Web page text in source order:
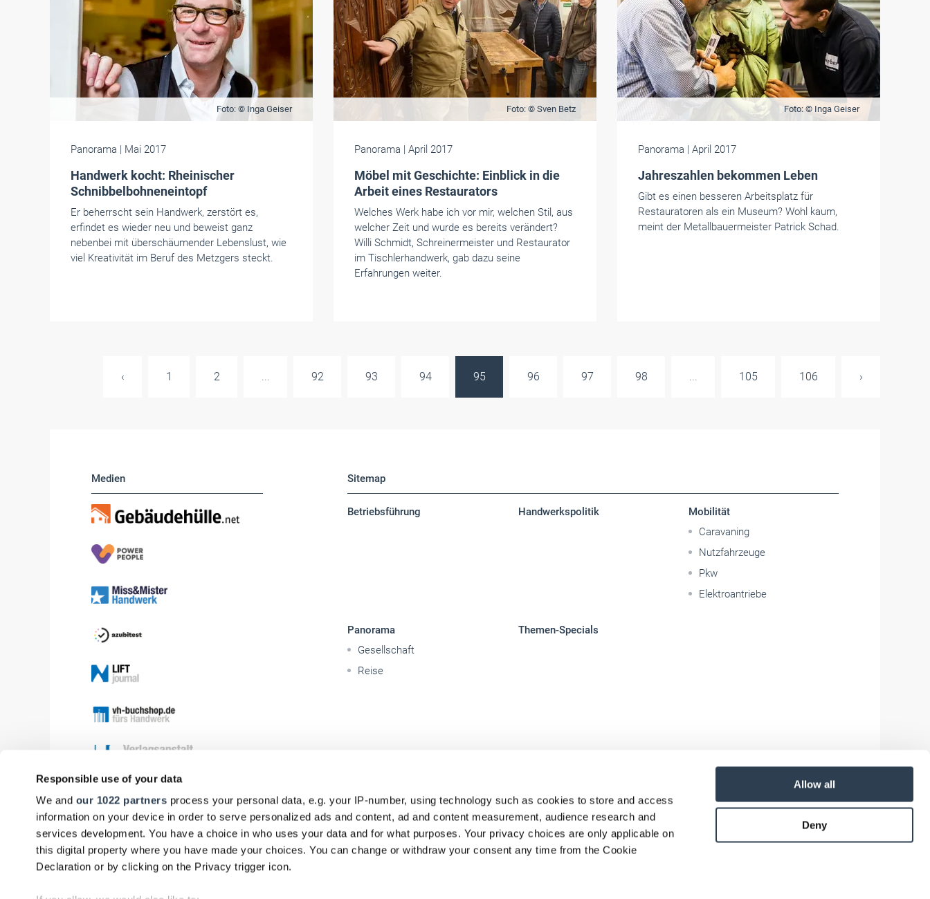
Responsible use of your data
We and our 1022 partners process your personal data, e.g. your IP-number, using technology such as cookies to store and access
information on your device in order to serve personalized ads and content, ad and content measurement, audience research and
services development. You have a choice in who uses your data and for what purposes. Your privacy choices are only applicable on
this digital property where you have made your choices. You can change or withdraw your consent any time from the Cookie
Declaration or by clicking on the Privacy trigger icon.
Allow all
Deny
Foto: © Inga Geiser
Panorama | Mai 2017
Handwerk kocht: Rheinischer
Schnibbelbohneneintopf
Er beherrscht sein Handwerk, zerstört es,
erfindet es wieder neu und beweist ganz
nebenbei mit überschäumender Lebenslust, wie
viel Kreativität im Beruf des Metzgers steckt.
Foto: © Sven Betz
Panorama | April 2017
Möbel mit Geschichte: Einblick in die
Arbeit eines Restaurators
Welches Werk habe ich vor mir, welchen Stil, aus
welcher Zeit und wurde es bereits verändert?
Willi Schmidt, Schreinermeister und Restaurator
im Tischlerhandwerk, gab dazu seine
Erfahrungen weiter.
Foto: © Inga Geiser
Panorama | April 2017
Jahreszahlen bekommen Leben
Gibt es einen besseren Arbeitsplatz für
Restauratoren als ein Museum? Wohl kaum,
meint der Metallbauermeister Patrick Schad.
‹ 1 2 ... 92 93 94 95 96 97 98 ... 105 106 ›
Medien Sitemap
Betriebsführung Handwerkspolitik
Mobilität
Caravaning
Nutzfahrzeuge
Pkw
Elektroantriebe
Panorama
Gesellschaft
Reise
Themen-Specials